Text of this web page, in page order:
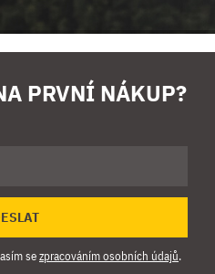
PRVNÍ NÁKUP?
sezpracováním osobních údajů.